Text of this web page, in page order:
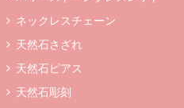
ネックレスチェーン
天然石さざれ
天然石ピアス
天然石彫刻